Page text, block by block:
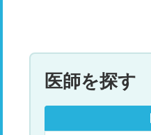
医師を探す